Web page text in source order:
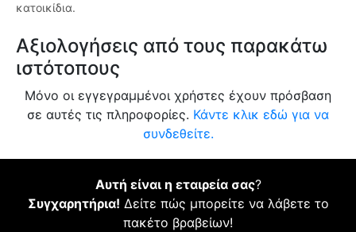
κατοικίδια.
Αξιολογήσεις από τους παρακάτω
ιστότοπους
Μόνο οι εγγεγραμμένοι χρήστες έχουν πρόσβαση
σε αυτές τις πληροφορίες. Κάντε κλικ εδώ για να
συνδεθείτε.
Αυτή είναι η εταιρεία σας?
Συγχαρητήρια! Δείτε πώς μπορείτε να λάβετε το
πακέτο βραβείων!